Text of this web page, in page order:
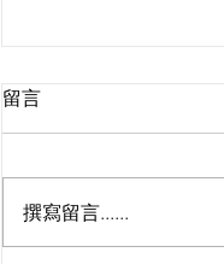
留言
撰寫留言......